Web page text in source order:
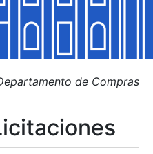
de Compras